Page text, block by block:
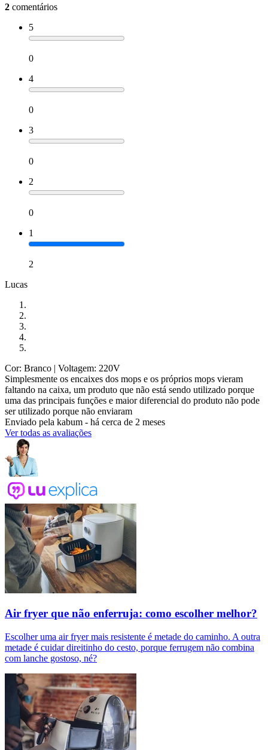
2 comentários
5
0
4
0
3
0
2
0
1
2
Lucas
Cor: Branco | Voltagem: 220V
Simplesmente os encaixes dos mops e os próprios mops vieram
faltando na caixa, um produto que não está sendo utilizado porque
uma das principais funções e maior diferencial do produto não pode
ser utilizado porque não enviaram
Enviado pela kabum - há cerca de 2 meses
Ver todas as avaliações
Air fryer que não enferruja: como escolher melhor?
Escolher uma air fryer mais resistente é metade do caminho. A outra
metade é cuidar direitinho do cesto, porque ferrugem não combina
com lanche gostoso, né?